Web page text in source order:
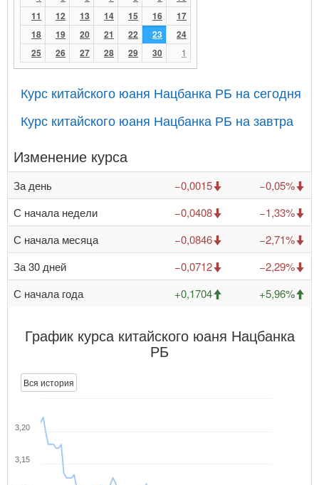
11
12 13 14 15 16
17
18
19 20 21 22 23
24
25
26 27 28 29 30 1
Курс китайского юаня Нацбанка РБ на сегодня
Курс китайского юаня Нацбанка РБ на завтра
Изменение курса
За день −0,0015
−0,05%
С начала недели
−0,0408
−1,33%
С начала месяца
−0,0846
−2,71%
За 30 дней
−0,0712
−2,29%
С начала года
+0,1704 +5,96%
График курса китайского юаня Нацбанка
РБ
Вся история
3,15
3,20